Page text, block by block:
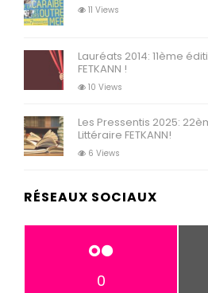
11 Views
Lauréats 2014: 11ème
FETKANN !
10 Views
Les Pressentis 2025:
Littéraire FETKANN!
6 Views
RÉSEAUX SOCIAUX
0